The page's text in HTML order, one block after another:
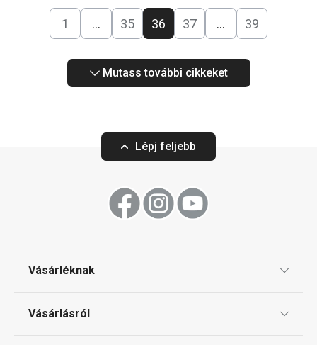
1 … 35 36 37 … 39
Mutass további cikkeket
Lépj feljebb
Vásárléknak
Vásárlásról